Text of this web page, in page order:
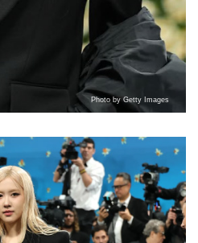
Photo by Getty Images